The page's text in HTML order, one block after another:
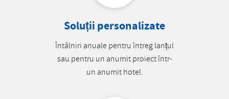
Soluții personalizate
Întâlniri anuale pentru întreg lanțul
sau pentru un anumit proiect într-
un anumit hotel.